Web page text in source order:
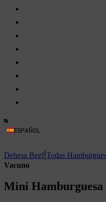
ESPAÑOL
Dehesa Beef|Todas
Vacuno
Mini Hamburguesa